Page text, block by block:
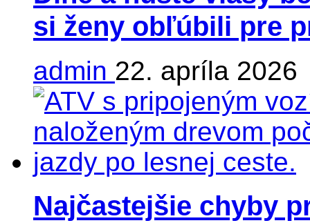
si ženy obľúbili pre
admin 22. apríla 2026
Najčastejšie chyby